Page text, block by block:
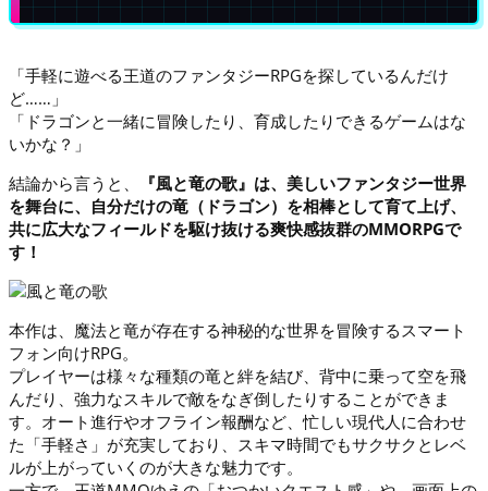
「手軽に遊べる王道のファンタジーRPGを探しているんだけ
ど……」
「ドラゴンと一緒に冒険したり、育成したりできるゲームはな
いかな？」
結論から言うと、
『風と竜の歌』は、美しいファンタジー世界
を舞台に、自分だけの竜（ドラゴン）を相棒として育て上げ、
共に広大なフィールドを駆け抜ける爽快感抜群のMMORPGで
す！
本作は、魔法と竜が存在する神秘的な世界を冒険するスマート
フォン向けRPG。
プレイヤーは様々な種類の竜と絆を結び、背中に乗って空を飛
んだり、強力なスキルで敵をなぎ倒したりすることができま
す。オート進行やオフライン報酬など、忙しい現代人に合わせ
た「手軽さ」が充実しており、スキマ時間でもサクサクとレベ
ルが上がっていくのが大きな魅力です。